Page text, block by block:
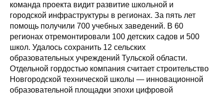
команда проекта видит развитие школьной и
городской инфраструктуры в регионах. За пять лет
помощь получили 700 учебных заведений. В 60
регионах отремонтировали 100 детских садов и 500
школ. Удалось сохранить 12 сельских
образовательных учреждений Тульской области.
Отдельной гордостью компания считает строительство
Новгородской технической школы — инновационной
образовательной площадки эпохи цифровой